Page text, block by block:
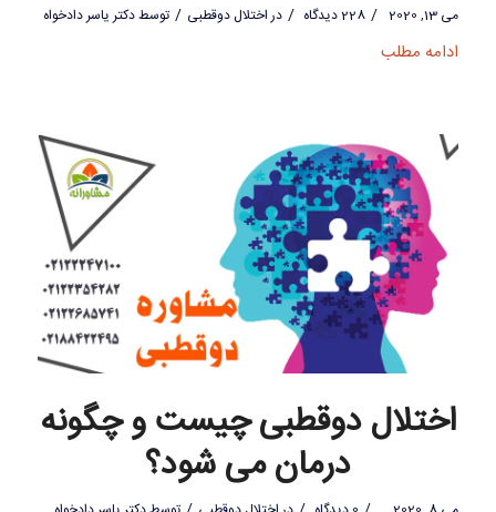
می 13, 2020 / 228 دیدگاه / در اختلال دوقطبی / توسطدکتر یاسر دادخواه
ادامه مطلب
اختلال دوقطبی چیست و چگونه
درمان می شود؟